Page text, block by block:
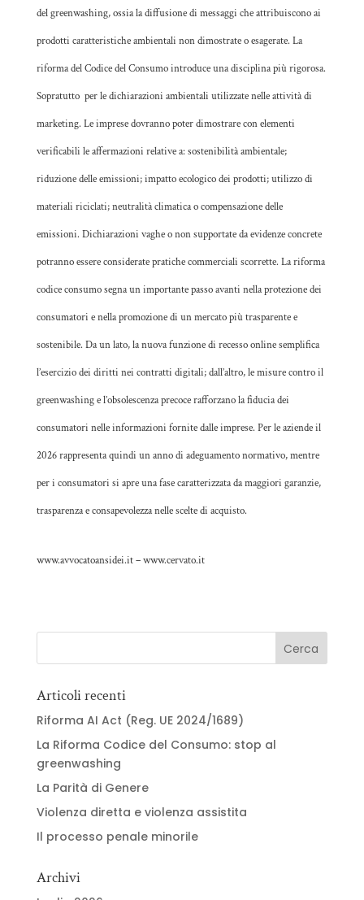
del greenwashing, ossia la diffusione di messaggi che attribuiscono ai
prodotti caratteristiche ambientali non dimostrate o esagerate. La
riforma del Codice del Consumo introduce una disciplina più rigorosa.
Sopratutto per le dichiarazioni ambientali utilizzate nelle attività di
marketing. Le imprese dovranno poter dimostrare con elementi
verificabili le affermazioni relative a: sostenibilità ambientale;
riduzione delle emissioni; impatto ecologico dei prodotti; utilizzo di
materiali riciclati; neutralità climatica o compensazione delle
emissioni. Dichiarazioni vaghe o non supportate da evidenze concrete
potranno essere considerate pratiche commerciali scorrette. La riforma
codice consumo segna un importante passo avanti nella protezione dei
consumatori e nella promozione di un mercato più trasparente e
sostenibile. Da un lato, la nuova funzione di recesso online semplifica
l’esercizio dei diritti nei contratti digitali; dall’altro, le misure contro il
greenwashing e l’obsolescenza precoce rafforzano la fiducia dei
consumatori nelle informazioni fornite dalle imprese. Per le aziende il
2026 rappresenta quindi un anno di adeguamento normativo, mentre
per i consumatori si apre una fase caratterizzata da maggiori garanzie,
trasparenza e consapevolezza nelle scelte di acquisto.
www.avvocatoansidei.it – www.cervato.it
Articoli recenti
Riforma AI Act (Reg. UE 2024/1689)
La Riforma Codice del Consumo: stop al
greenwashing
La Parità di Genere
Violenza diretta e violenza assistita
Il processo penale minorile
Archivi